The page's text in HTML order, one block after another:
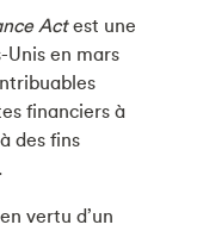
Actest une
en mars
financiers à
des fins
vertu d’un